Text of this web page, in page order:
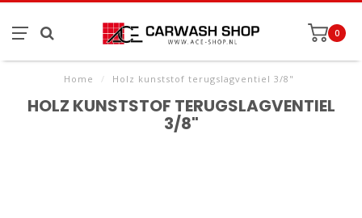
0
Home / Holz kunststof terugslagventiel 3/8"
HOLZ KUNSTSTOF TERUGSLAGVENTIEL
3/8"